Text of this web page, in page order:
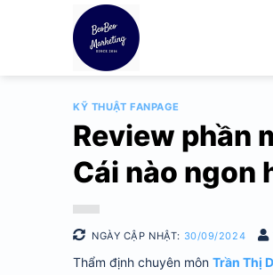
KỸ THUẬT FANPAGE
Review phần
Cái nào ngon
NGÀY CẬP NHẬT: 30/09/2024
Thẩm định chuyên môn Trần Thị